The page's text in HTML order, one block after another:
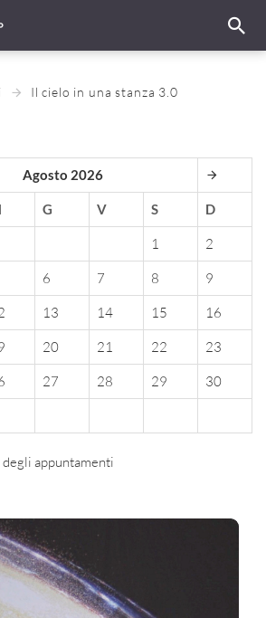
Il cielo in una stanza 3.0
Agosto 2026
G V S D
1
2
6 7 8
9
13 14 15
16
20 21 22
23
27 28 29
30
appuntamenti